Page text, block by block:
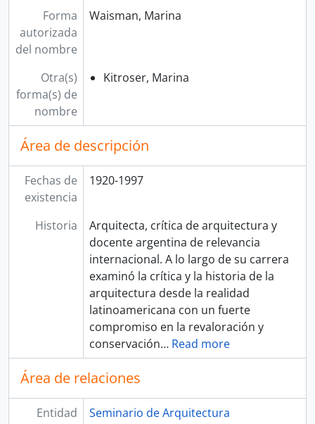
Forma
autorizada
del nombre
Waisman, Marina
Otra(s)
forma(s) de
nombre
Kitroser, Marina
Área de descripción
Fechas de
existencia
1920-1997
Historia
Arquitecta, crítica de arquitectura y
docente argentina de relevancia
internacional. A lo largo de su carrera
examinó la crítica y la historia de la
arquitectura desde la realidad
latinoamericana con un fuerte
compromiso en la revaloración y
conservación… Read more
Área de relaciones
Entidad
Seminario de Arquitectura